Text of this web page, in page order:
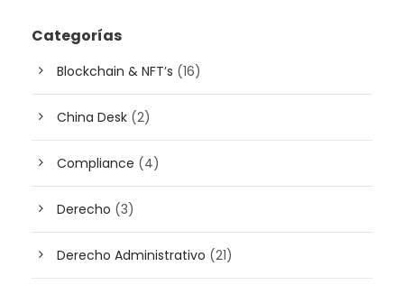
Categorías
Blockchain & NFT’s (16)
China Desk (2)
Compliance (4)
Derecho (3)
Derecho Administrativo (21)